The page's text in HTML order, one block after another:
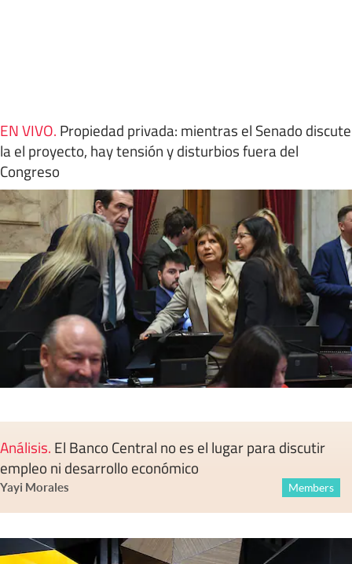
EN VIVO. Propiedad privada: mientras el Senado discute
la el proyecto, hay tensión y disturbios fuera del
Congreso
Análisis. El Banco Central no es el lugar para discutir
empleo ni desarrollo económico
Yayi Morales Members